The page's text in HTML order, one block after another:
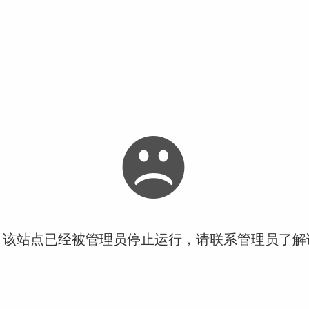
站点已经被管理员停止运行，请联系管理员了